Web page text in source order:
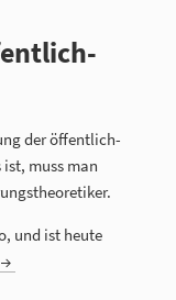
der öffentlich-
muss man
und ist heute